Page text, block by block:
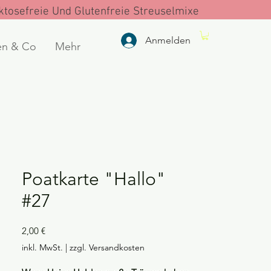
Und Glutenfreie Streuselmixe
& Co Mehr Anmelden
Poatkarte "Hallo"
#27
2,00 €Preis
inkl. MwSt. | zzgl. Versandkosten